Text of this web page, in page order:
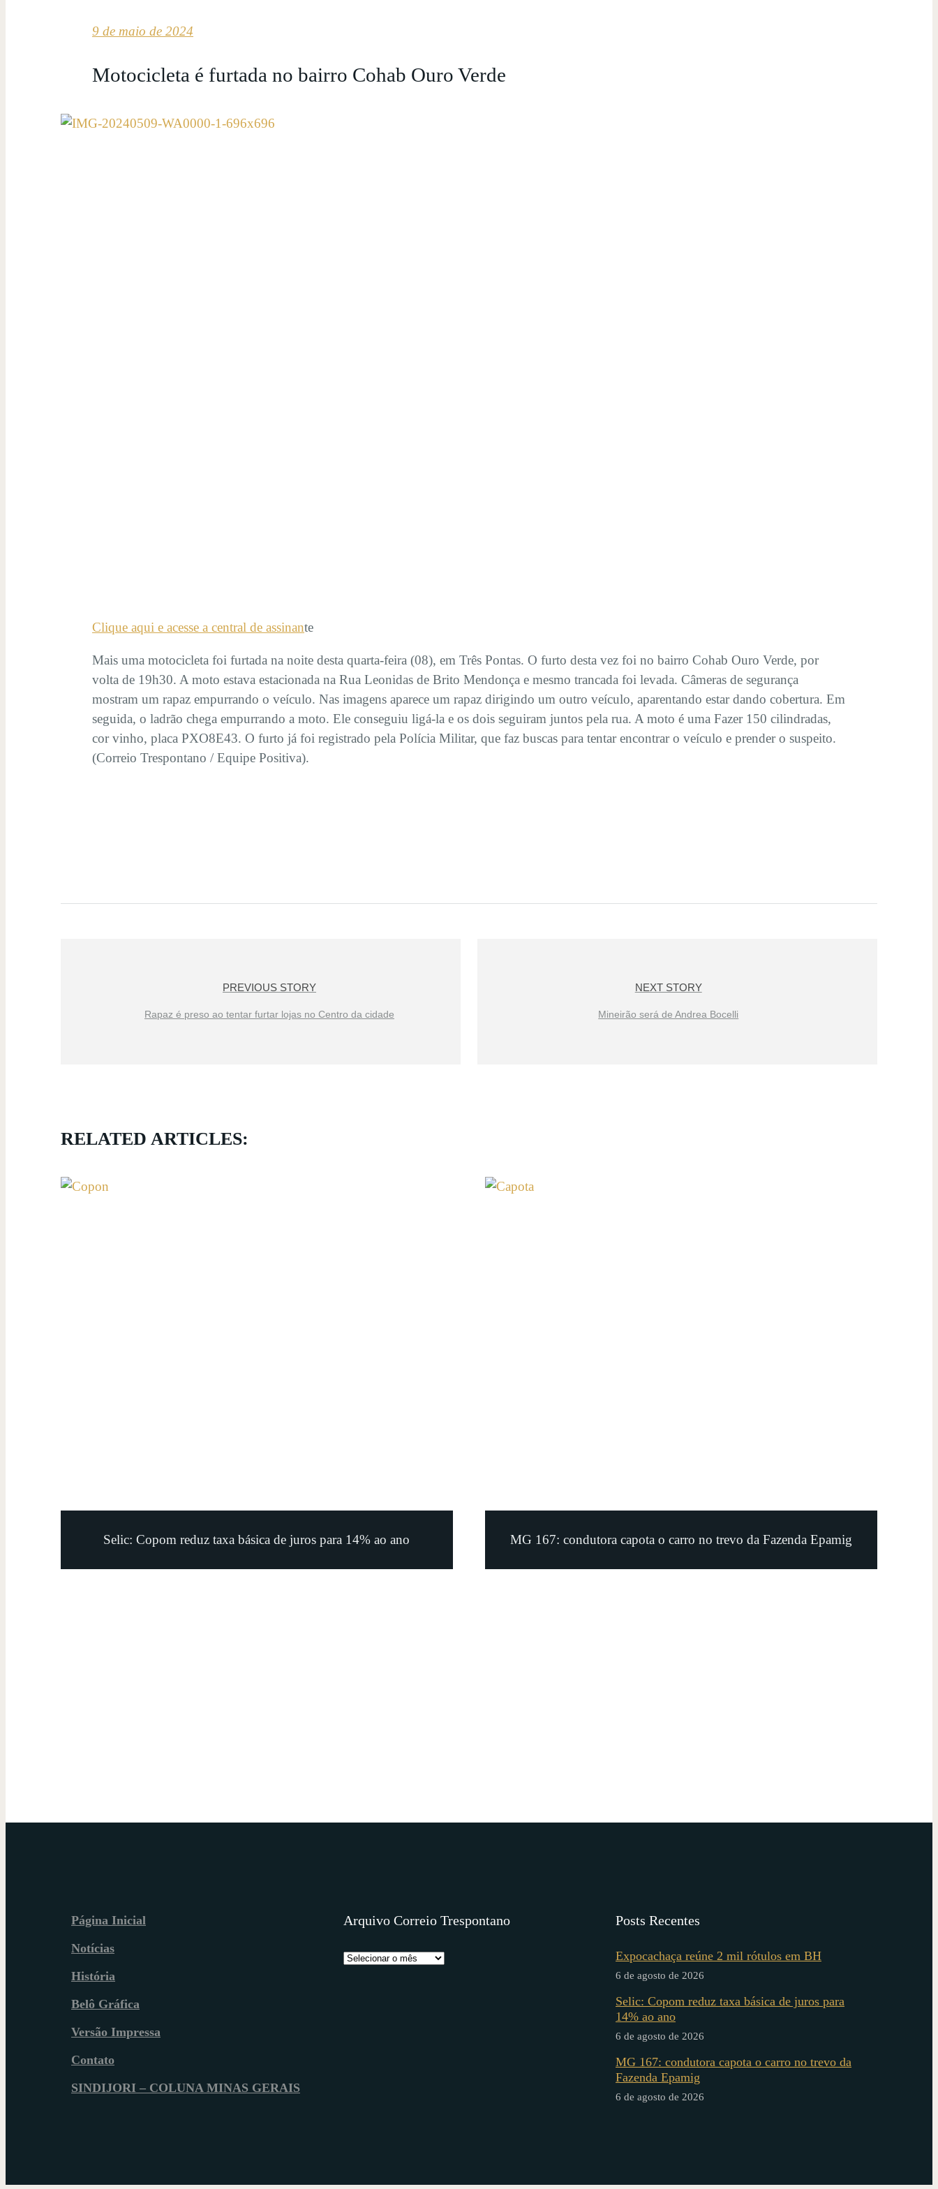
9 de maio de 2024
Motocicleta é furtada no bairro Cohab Ouro Verde
Clique aqui e acesse a central de assinante
Mais uma motocicleta foi furtada na noite desta quarta-feira (08), em Três Pontas. O furto desta vez foi no bairro Cohab Ouro Verde, por
volta de 19h30. A moto estava estacionada na Rua Leonidas de Brito Mendonça e mesmo trancada foi levada. Câmeras de segurança
mostram um rapaz empurrando o veículo. Nas imagens aparece um rapaz dirigindo um outro veículo, aparentando estar dando cobertura. Em
seguida, o ladrão chega empurrando a moto. Ele conseguiu ligá-la e os dois seguiram juntos pela rua. A moto é uma Fazer 150 cilindradas,
cor vinho, placa PXO8E43. O furto já foi registrado pela Polícia Militar, que faz buscas para tentar encontrar o veículo e prender o suspeito.
(Correio Trespontano / Equipe Positiva).
PREVIOUS STORY
Rapaz é preso ao tentar furtar lojas no Centro da cidade
NEXT STORY
Mineirão será de Andrea Bocelli
RELATED ARTICLES:
Selic: Copom reduz taxa básica de juros para 14% ao ano MG 167: condutora capota o carro no trevo da Fazenda Epamig
Página Inicial
Notícias
História
Belô Gráfica
Versão Impressa
Contato
SINDIJORI – COLUNA MINAS GERAIS
Arquivo Correio Trespontano Posts Recentes
Expocachaça reúne 2 mil rótulos em BH
6 de agosto de 2026
Selic: Copom reduz taxa básica de juros para
14% ao ano
6 de agosto de 2026
MG 167: condutora capota o carro no trevo da
Fazenda Epamig
6 de agosto de 2026